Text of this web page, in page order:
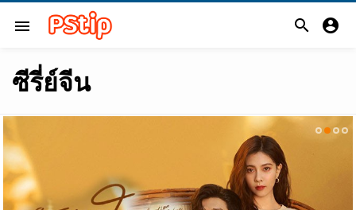
menu  
ซีรี่ย์จีน